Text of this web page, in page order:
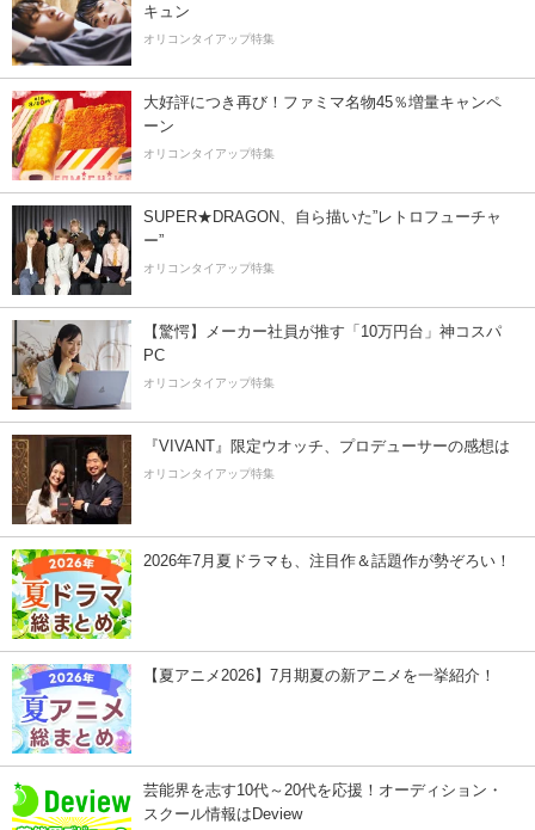
キュン
オリコンタイアップ特集
大好評につき再び！ファミマ名物45％増量キャンペ
ーン
オリコンタイアップ特集
SUPER★DRAGON、自ら描いた”レトロフューチャ
ー”
オリコンタイアップ特集
【驚愕】メーカー社員が推す「10万円台」神コスパ
PC
オリコンタイアップ特集
『VIVANT』限定ウオッチ、プロデューサーの感想は
オリコンタイアップ特集
2026年7月夏ドラマも、注目作＆話題作が勢ぞろい！
【夏アニメ2026】7月期夏の新アニメを一挙紹介！
芸能界を志す10代～20代を応援！オーディション・
スクール情報はDeview